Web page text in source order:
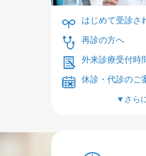
はじめて受診さ
再診の方へ
外来診療受付時
休診・代診のご
▼さら